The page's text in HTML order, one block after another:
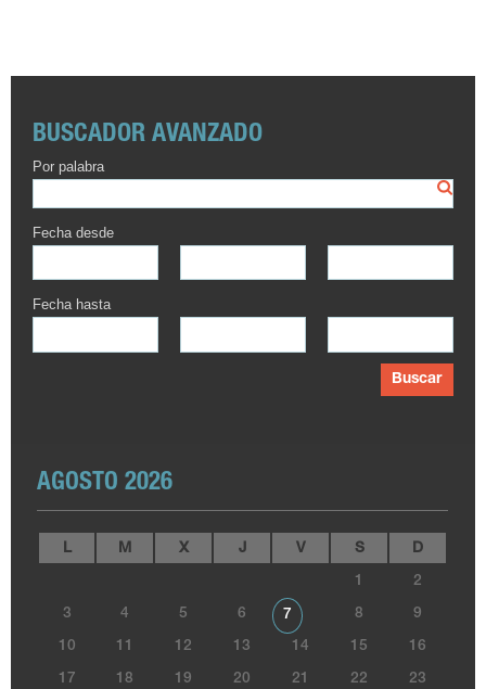
BUSCADOR AVANZADO
Por palabra
Fecha desde
Fecha hasta
Buscar
AGOSTO 2026
L M X J V S D
1 2
3 4 5 6 7 8 9
10 11 12 13 14 15 16
17 18 19 20 21 22 23